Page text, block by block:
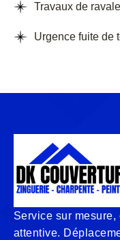
Travaux de
Urgence fuite de
Service sur
attentive.